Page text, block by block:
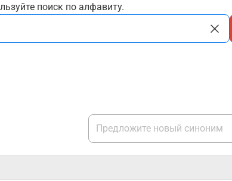
поиск по алфавиту.